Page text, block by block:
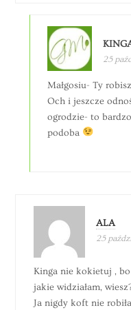
25
Małgosiu- Ty
Och i jeszcze
ogrodzie- to
podoba
ALA
25
Kinga nie kokietuj ,
jakie widziałam,
Ja nigdy koft nie